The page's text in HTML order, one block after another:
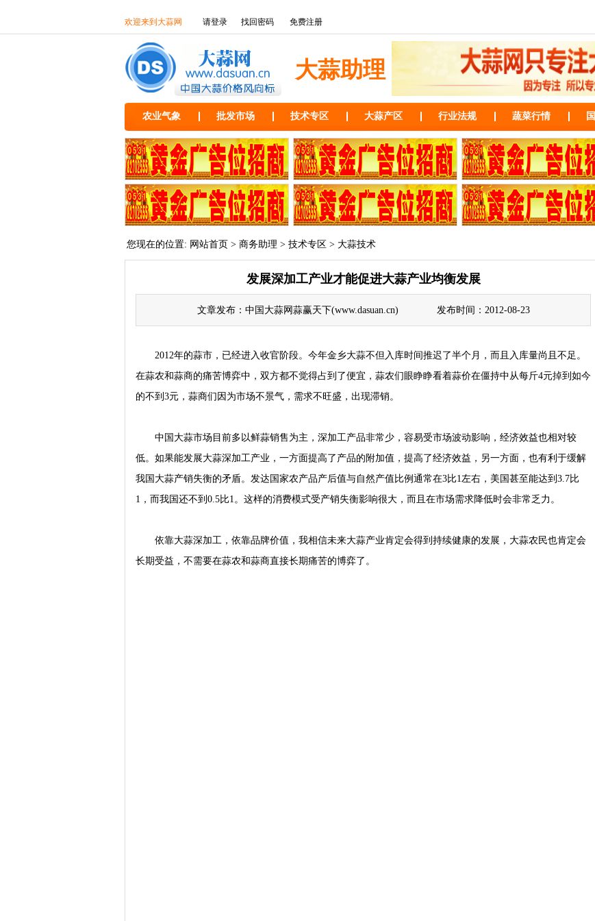
欢迎来到大蒜网 请登录 找回密码 免费注册
大蒜助理
农业气象 批发市场 技术专区 大蒜产区 行业法规 蔬菜行情
您现在的位置: 网站首页 > 商务助理 > 技术专区 > 大蒜技术
发展深加工产业才能促进大蒜产业均衡发展
文章发布：中国大蒜网蒜赢天下(www.dasuan.cn) 发布时间：2012-08-23
2012年的蒜市，已经进入收官阶段。今年金乡大蒜不但入库时间推迟了半个月，而且入库量尚且不足。
在蒜农和蒜商的痛苦博弈中，双方都不觉得占到了便宜，蒜农们眼睁睁看着蒜价在僵持中从每斤4元掉到如今
的不到3元，蒜商们因为市场不景气，需求不旺盛，出现滞销。
中国大蒜市场目前多以鲜蒜销售为主，深加工产品非常少，容易受市场波动影响，经济效益也相对较
低。如果能发展大蒜深加工产业，一方面提高了产品的附加值，提高了经济效益，另一方面，也有利于缓解
我国大蒜产销失衡的矛盾。发达国家农产品产后值与自然产值比例通常在3比1左右，美国甚至能达到3.7比
1，而我国还不到0.5比1。这样的消费模式受产销失衡影响很大，而且在市场需求降低时会非常乏力。
依靠大蒜深加工，依靠品牌价值，我相信未来大蒜产业肯定会得到持续健康的发展，大蒜农民也肯定会
长期受益，不需要在蒜农和蒜商直接长期痛苦的博弈了。